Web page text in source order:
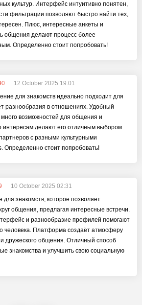
культур. Интерфейс интуитивно понятен,
фильтрации позволяют быстро найти тех,
Плюс, интересные анкеты и
общения делают процесс более
Определенно стоит попробовать!
12 October 2025 19:01
для знакомств идеально подходит для
разнообразия в отношениях. Удобный
возможностей для общения и
интересам делают его отличным выбором
с разными культурными
Определенно стоит попробовать!
10 October 2025 02:31
для знакомств, которое позволяет
общения, предлагая интересные встречи.
и разнообразие профилей помогают
человека. Платформа создаёт атмосферу
дружеского общения. Отличный способ
знакомства и улучшить свою социальную